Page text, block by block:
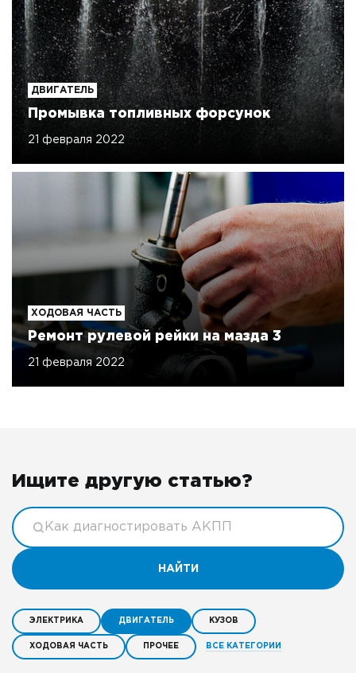
ДВИГАТЕЛЬ
Промывка топливных форсунок
21 февраля 2022
ХОДОВАЯ ЧАСТЬ
Ремонт рулевой рейки на мазда 3
21 февраля 2022
Ищите другую статью?
НАЙТИ
ЭЛЕКТРИКА ДВИГАТЕЛЬ КУЗОВ
ХОДОВАЯ ЧАСТЬ ПРОЧЕЕ ВСЕ КАТЕГОРИИ